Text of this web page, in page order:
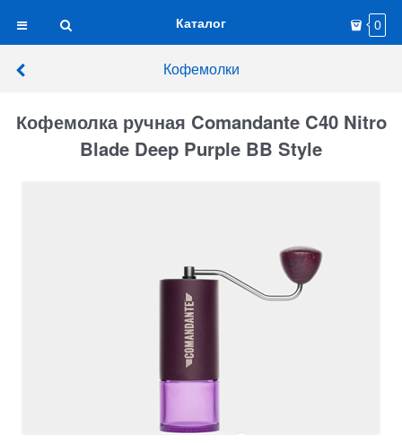
Каталог 0
Кофемолки
Кофемолка ручная Comandante C40 Nitro
Blade Deep Purple BB Style